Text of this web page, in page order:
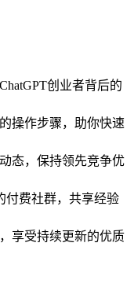
创业者背后的
操作步骤，助你快速
态，保持领先竞争优
付费社群，共享经验
享受持续更新的优质